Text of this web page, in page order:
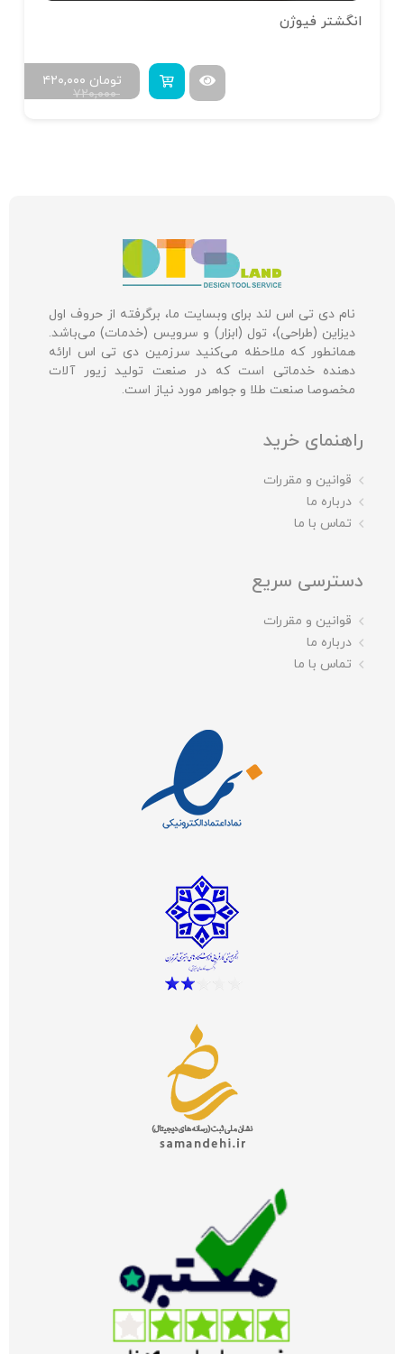
انگشتر فیوژن
۷۲۰,۰۰۰
۴۲۰,۰۰۰ تومان
نام دی تی اس لند برای وبسایت ما، برگرفته از حروف اول
دیزاین (طراحی)، تول (ابزار) و سرویس (خدمات) می‌باشد.
همانطور که ملاحظه می‌کنید سرزمین دی تی اس ارائه
دهنده خدماتی است که در صنعت تولید زیور آلات
مخصوصا صنعت طلا و جواهر مورد نیاز است.
راهنمای خرید
قوانین و مقررات
درباره ما
تماس با ما
دسترسی سریع
قوانین و مقررات
درباره ما
تماس با ما